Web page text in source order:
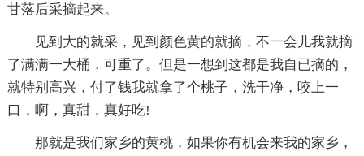
甘落后采摘起来。
见到大的就采，见到颜色黄的就摘，不一会儿我就摘
了满满一大桶，可重了。但是一想到这都是我自已摘的，
就特别高兴，付了钱我就拿了个桃子，洗干净，咬上一
口，啊，真甜，真好吃!
那就是我们家乡的黄桃，如果你有机会来我的家乡，